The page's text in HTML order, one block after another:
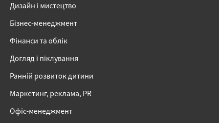
Дизайн і мистецтво
Бізнес-менеджмент
Фінанси та облік
Догляд і піклування
Ранній розвиток дитини
Маркетинг, реклама, PR
Офіс-менеджмент